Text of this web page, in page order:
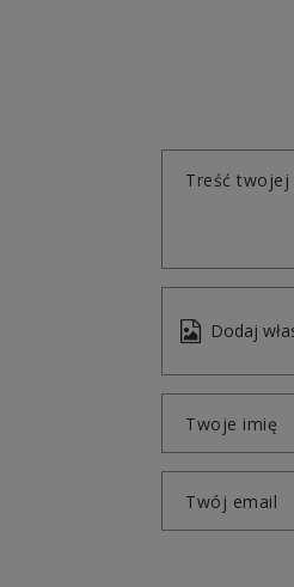
Treść twojej
Dodaj
Twoje imię
Twój email